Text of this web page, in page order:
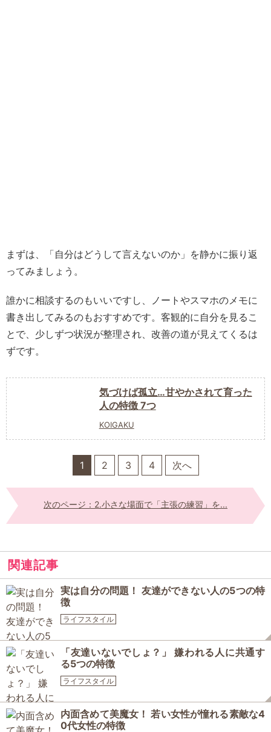
まずは、「自分はどうして言えないのか」を静かに振り返
ってみましょう。
誰かに相談するのもいいですし、ノートやスマホのメモに
書き出してみるのもおすすめです。客観的に自分を見るこ
とで、少しずつ状況が整理され、改善の道が見えてくるは
ずです。
気づけば孤立…甘やかされて育った
人の特徴 7つ
KOIGAKU
1 2 3 4 次へ
次のページ：2.小さな場面で「主張の練習」を...
関連記事
実は自分の問題！ 友達ができない人の5つの特
徴
ライフスタイル
「友達いないでしょ？」 嫌われる人に共通す
る5つの特徴
ライフスタイル
内面含めて美魔女！ 若い女性が憧れる素敵な4
0代女性の特徴